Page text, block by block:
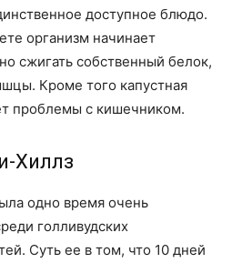
доступное блюдо.
организм начинает
сжигать собственный белок,
Кроме того капустная
проблемы с кишечником.
Хиллз
одно время очень
голливудских
Суть ее в том, что 10 дней